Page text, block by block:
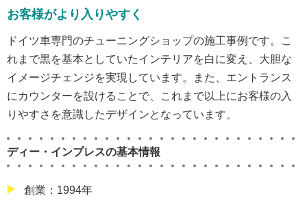
お客様がより入りやすく
ドイツ車専門のチューニングショップの施工事例です。こ
れまで黒を基本としていたインテリアを白に変え、大胆な
イメージチェンジを実現しています。また、エントランス
にカウンターを設けることで、これまで以上にお客様の入
りやすさを意識したデザインとなっています。
ディー・インプレスの基本情報
創業：1994年